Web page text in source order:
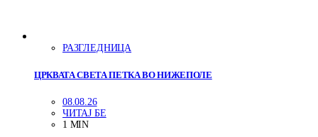
РАЗГЛЕДНИЦА
ЦРКВАТА СВЕТА ПЕТКА ВО НИЖЕПОЛЕ
08.08.26
ЧИТАЈ БЕ
1 MIN